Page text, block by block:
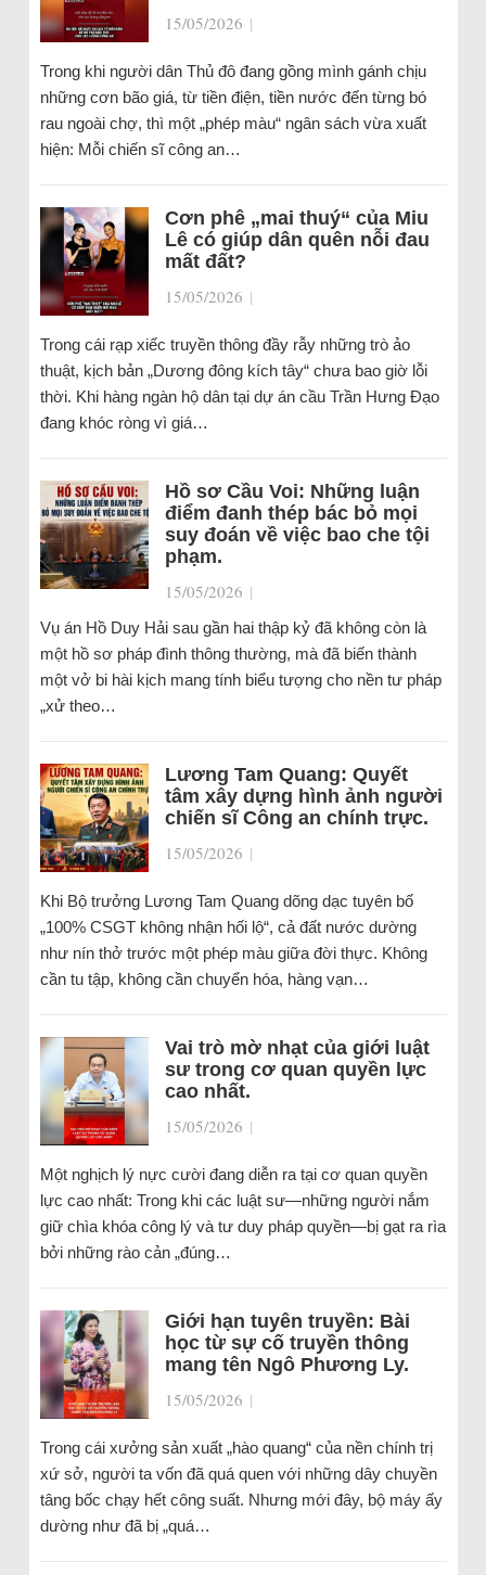
15/05/2026 |
Trong khi người dân Thủ đô đang gồng mình gánh chịu
những cơn bão giá, từ tiền điện, tiền nước đến từng bó
rau ngoài chợ, thì một „phép màu“ ngân sách vừa xuất
hiện: Mỗi chiến sĩ công an…
Cơn phê „mai thuý“ của Miu
Lê có giúp dân quên nỗi đau
mất đất?
15/05/2026 |
Trong cái rạp xiếc truyền thông đầy rẫy những trò ảo
thuật, kịch bản „Dương đông kích tây“ chưa bao giờ lỗi
thời. Khi hàng ngàn hộ dân tại dự án cầu Trần Hưng Đạo
đang khóc ròng vì giá…
Hồ sơ Cầu Voi: Những luận
điểm đanh thép bác bỏ mọi
suy đoán về việc bao che tội
phạm.
15/05/2026 |
Vụ án Hồ Duy Hải sau gần hai thập kỷ đã không còn là
một hồ sơ pháp đình thông thường, mà đã biến thành
một vở bi hài kịch mang tính biểu tượng cho nền tư pháp
„xử theo…
Lương Tam Quang: Quyết
tâm xây dựng hình ảnh người
chiến sĩ Công an chính trực.
15/05/2026 |
Khi Bộ trưởng Lương Tam Quang dõng dạc tuyên bố
„100% CSGT không nhận hối lộ“, cả đất nước dường
như nín thở trước một phép màu giữa đời thực. Không
cần tu tập, không cần chuyển hóa, hàng vạn…
Vai trò mờ nhạt của giới luật
sư trong cơ quan quyền lực
cao nhất.
15/05/2026 |
Một nghịch lý nực cười đang diễn ra tại cơ quan quyền
lực cao nhất: Trong khi các luật sư—những người nắm
giữ chìa khóa công lý và tư duy pháp quyền—bị gạt ra rìa
bởi những rào cản „đúng…
Giới hạn tuyên truyền: Bài
học từ sự cố truyền thông
mang tên Ngô Phương Ly.
15/05/2026 |
Trong cái xưởng sản xuất „hào quang“ của nền chính trị
xứ sở, người ta vốn đã quá quen với những dây chuyền
tâng bốc chạy hết công suất. Nhưng mới đây, bộ máy ấy
dường như đã bị „quá…